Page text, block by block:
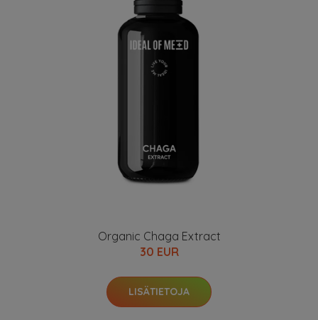
Organic Chaga Extract
30 EUR
LISÄTIETOJA